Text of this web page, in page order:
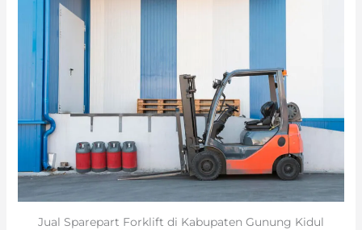
Jual Sparepart Forklift di Kabupaten Gunung Kidul